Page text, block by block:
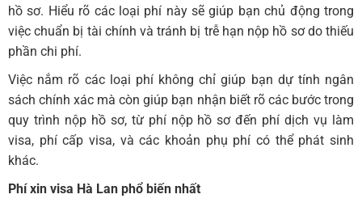
hồ sơ. Hiểu rõ các loại phí này sẽ giúp bạn chủ động trong
việc chuẩn bị tài chính và tránh bị trễ hạn nộp hồ sơ do thiếu
phần chi phí.
Việc nắm rõ các loại phí không chỉ giúp bạn dự tính ngân
sách chính xác mà còn giúp bạn nhận biết rõ các bước trong
quy trình nộp hồ sơ, từ phí nộp hồ sơ đến phídịch vụ làm
visa, phí cấp visa, và các khoản phụ phí có thể phát sinh
khác.
Phí xin visa Hà Lan phổ biến nhất